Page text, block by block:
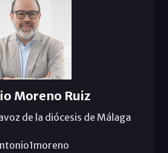
Moreno Ruiz
de la diócesis de Málaga